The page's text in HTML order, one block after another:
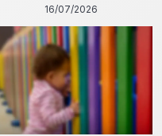
16/07/2026